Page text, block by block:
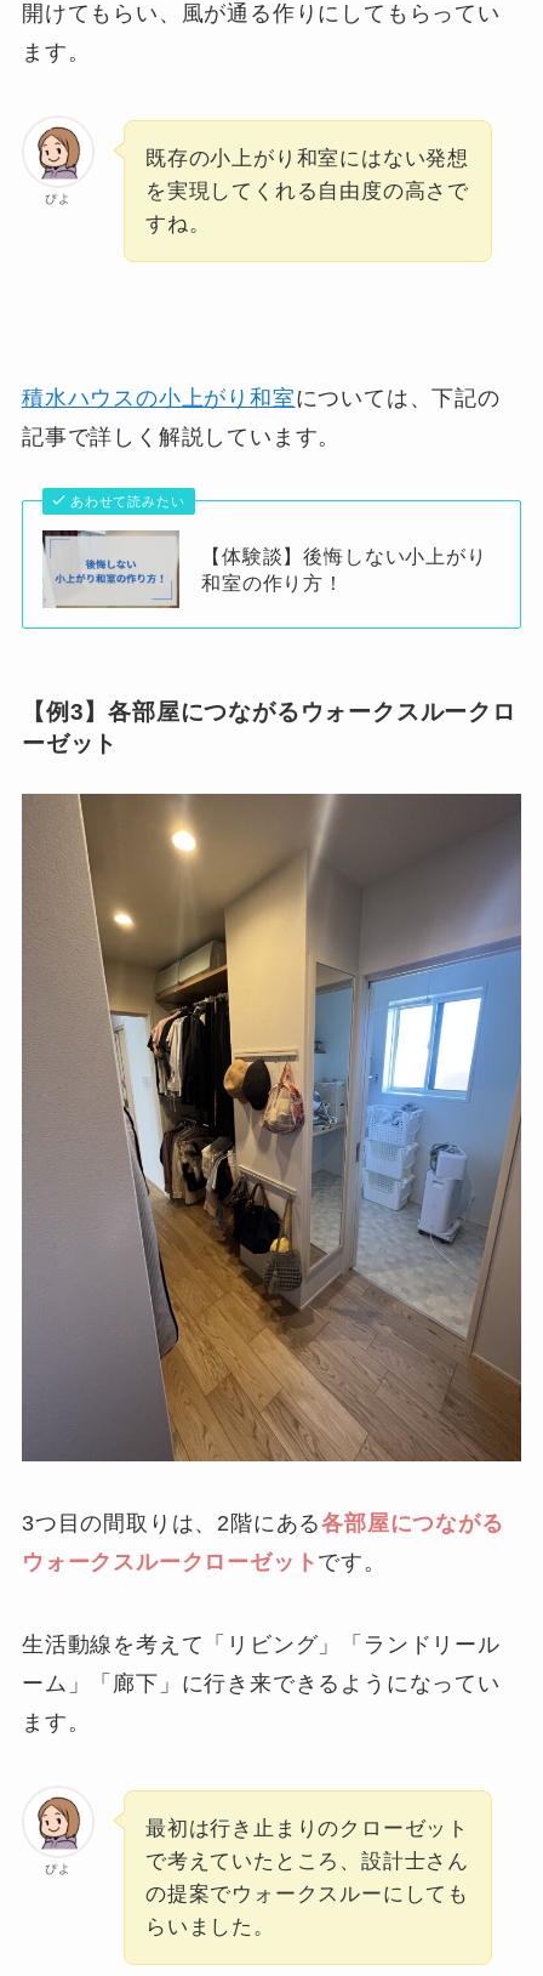
開けてもらい、風が通る作りにしてもらってい
ます。
ぴよ
既存の小上がり和室にはない発想
を実現してくれる自由度の高さで
すね。
積水ハウスの小上がり和室については、下記の
記事で詳しく解説しています。
あわせて読みたい
【体験談】後悔しない小上がり
和室の作り方！
【例3】各部屋につながるウォークスルークロ
ーゼット
3つ目の間取りは、2階にある各部屋につながる
ウォークスルークローゼット です。
生活動線を考えて「リビング」「ランドリール
ーム」「廊下」に行き来できるようになってい
ます。
ぴよ
最初は行き止まりのクローゼット
で考えていたところ、設計士さん
の提案でウォークスルーにしても
らいました。